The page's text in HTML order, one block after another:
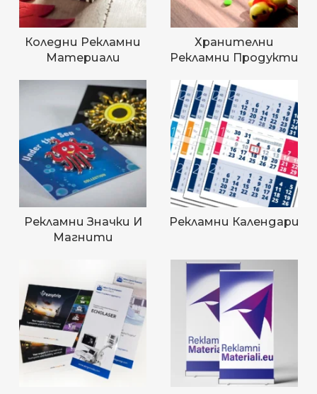
Коледни Рекламни
Материали
Хранителни
Рекламни Продукти
Рекламни Значки И
Магнити
Рекламни Календари